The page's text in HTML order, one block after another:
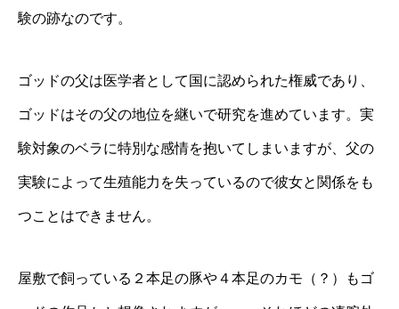
験の跡なのです。
ゴッドの父は医学者として国に認められた権威であり、
ゴッドはその父の地位を継いで研究を進めています。実
験対象のベラに特別な感情を抱いてしまいますが、父の
実験によって生殖能力を失っているので彼女と関係をも
つことはできません。
屋敷で飼っている２本足の豚や４本足のカモ（？）もゴ